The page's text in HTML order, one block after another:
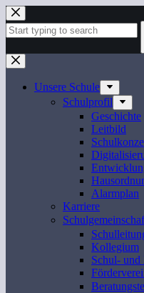
Zum
Inhalt
springen
Keine
Ergebnisse
Unsere Schule
Schulprofil
Geschichte
Leitbild
Alarmplan
Karriere
Kollegium
Schul- und